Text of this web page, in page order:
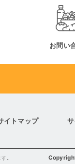
お問い
イトマップ
。